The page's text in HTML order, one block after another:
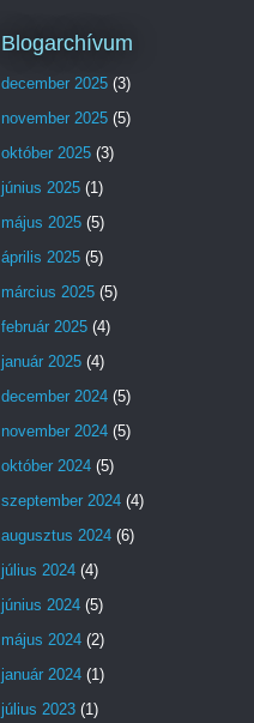
Blogarchívum
december 2025 (3)
november 2025 (5)
október 2025 (3)
június 2025 (1)
május 2025 (5)
április 2025 (5)
március 2025 (5)
február 2025 (4)
január 2025 (4)
december 2024 (5)
november 2024 (5)
október 2024 (5)
szeptember 2024 (4)
augusztus 2024 (6)
július 2024 (4)
június 2024 (5)
május 2024 (2)
január 2024 (1)
július 2023 (1)